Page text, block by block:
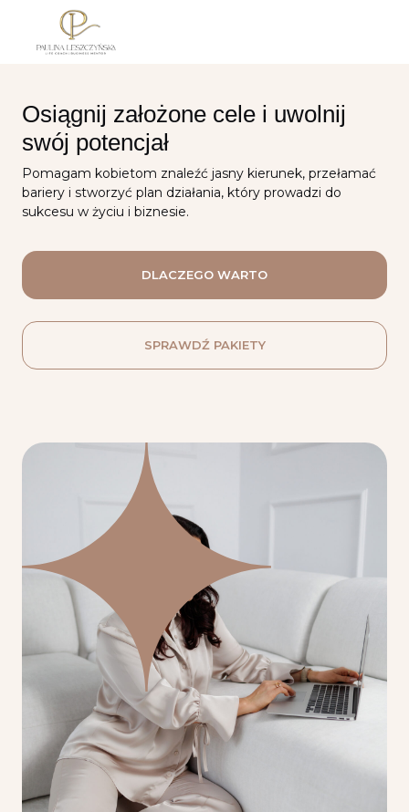
Osiągnij założone cele i uwolnij
swój potencjał
Pomagam kobietom znaleźć jasny kierunek, przełamać
bariery i stworzyć plan działania, który prowadzi do
sukcesu w życiu i biznesie.
DLACZEGO WARTO
SPRAWDŹ PAKIETY